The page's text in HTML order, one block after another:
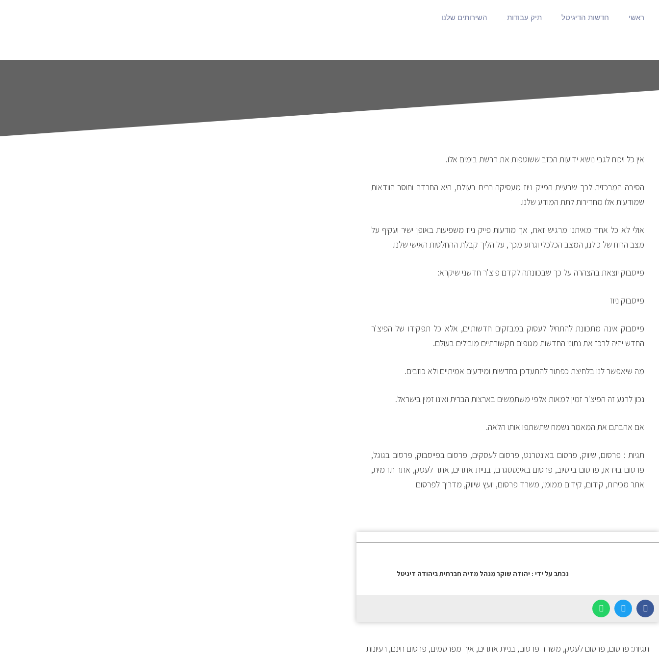
ראשי חדשות הדיגיטל תיק עבודות השירותים שלנו
אין כל ויכוח לגבי נושא ידיעות הכזב ששוטפות את הרשת בימים אלו.
הסיבה המרכזית לכך שבעיית הפייק ניוז מעסיקה רבים בעולם, היא החרדה וחוסר הוודאות
שמודעות אלו מחדירות לתת המודע שלנו.
אולי לא כל אחד מאיתנו מרגיש זאת, אך מודעות פייק ניוז משפיעות באופן ישיר ועקיף על
מצב הרוח של כולנו, המצב הכלכלי וגרוע מכך, על הליך קבלת ההחלטות האישי שלנו.
פייסבוק יוצאת בהצהרה על כך שבכוונתה לקדם פיצ'ר חדשני שיקרא:
פייסבוק ניוז
פייסבוק אינה מתכוונת להתחיל לעסוק במבזקים חדשותיים, אלא כל תפקידו של הפיצ'ר
החדש יהיה לרכז את נתוני החדשות מגופים תקשורתיים מובילים בעולם.
מה שיאפשר לנו בלחיצת כפתור להתעדכן בחדשות ומידעים אמיתיים ולא כוזבים.
נכון לרגע זה הפיצ'ר זמין למאות אלפי משתמשים בארצות הברית ואינו זמין בישראל.
אם אהבתם את המאמר נשמח שתשתפו אותו הלאה.
תגיות : פרסום, שיווק, פרסום באינטרנט, פרסום לעסקים, פרסום בפייסבוק, פרסום בגוגל,
פרסום בוידאו, פרסום ביוטיוב, פרסום באינסטגרם, בניית אתרים, אתר לעסק, אתר תדמית,
אתר מכירות, קידום, קידום ממומן, משרד פרסום, יועץ שיווק, מדריך לפרסום
נכתב על ידי : יהודה שוקר מנהל מדיה חברתית ביהודה דיגיטל
תגיות: פרסום, פרסום לעסק, משרד פרסום, בניית אתרים, איך מפרסמים, פרסום חינם, רעיונות